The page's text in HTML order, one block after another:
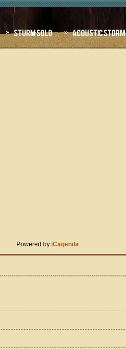
Sturm Solo Acoustic Storm
Powered by iCagenda